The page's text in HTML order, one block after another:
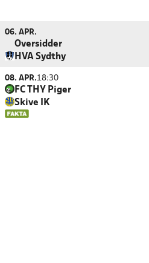
06. APR.
Oversidder
HVA Sydthy
08. APR.18:30
FC THY Piger
Skive IK